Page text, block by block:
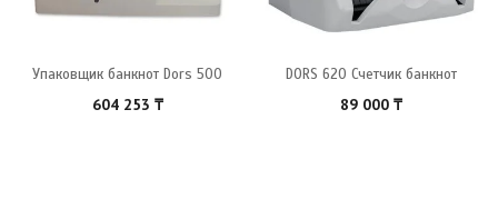
Упаковщик банкнот Dors 500
604 253 ₸
DORS 620 Счетчик банкнот
89 000 ₸